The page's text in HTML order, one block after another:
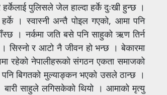
पुलिसले जेल हाल्दा हर्के दुःखी हुन्छ ।
। स्वास्नी अन्तै पोइल गएको, आमा पनि
। नर्कमा जति बसे पनि साहुको ऋण तिर्न
सिस्नो र आटो नै जीवन हो भन्छ । बेकारमा
रहेको नेपालीहरूको संगठन एकता समाजको
पनि बिगतको मुल्याङ्कन भएको उसले ठान्छ ।
साहुले लगिसकेको थियो । आमाको मृत्यु